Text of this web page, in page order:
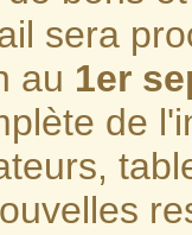
sera
au 1er
de